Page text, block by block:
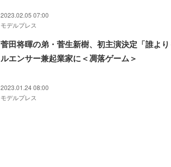
2023.02.05 07:00
モデルプレス
菅田将暉の弟・菅生新樹、初主演決定「誰よ
ルエンサー兼起業家に＜凋落ゲーム＞
2023.01.24 08:00
モデルプレス